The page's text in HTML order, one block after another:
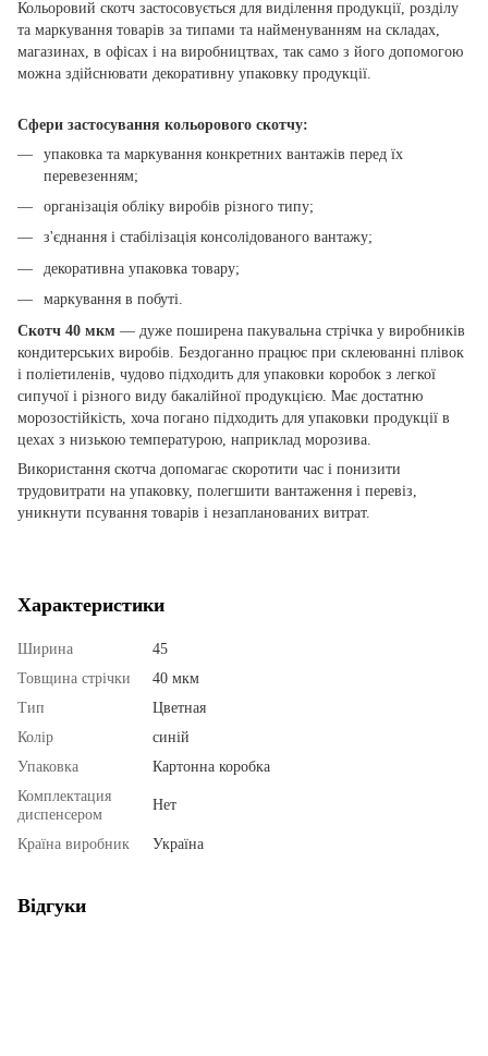
Кольоровий скотч застосовується для виділення продукції, розділу
та маркування товарів за типами та найменуванням на складах,
магазинах, в офісах і на виробництвах, так само з його допомогою
можна здійснювати декоративну упаковку продукції.
Сфери застосування кольорового скотчу:
упаковка та маркування конкретних вантажів перед їх
перевезенням;
організація обліку виробів різного типу;
з'єднання і стабілізація консолідованого вантажу;
декоративна упаковка товару;
маркування в побуті.
Скотч 40 мкм ― дуже поширена пакувальна стрічка у виробників
кондитерських виробів. Бездоганно працює при склеюванні плівок
і поліетиленів, чудово підходить для упаковки коробок з легкої
сипучої і різного виду бакалійної продукцією. Має достатню
морозостійкість, хоча погано підходить для упаковки продукції в
цехах з низькою температурою, наприклад морозива.
Використання скотча допомагає скоротити час і понизити
трудовитрати на упаковку, полегшити вантаження і перевіз,
уникнути псування товарів і незапланованих витрат.
Характеристики
Ширина
45
Товщина стрічки
40 мкм
Тип
Цветная
Колір
синій
Упаковка
Картонна коробка
Комплектация
диспенсером
Нет
Країна виробник Україна
Відгуки